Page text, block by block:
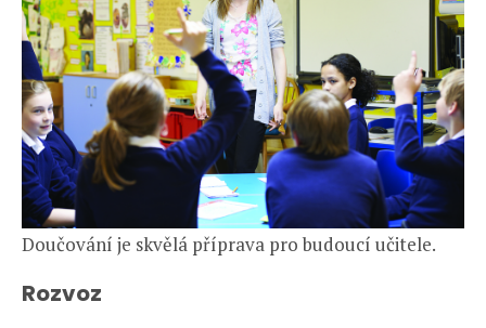
Doučování je skvělá příprava pro budoucí učitele.
Rozvoz